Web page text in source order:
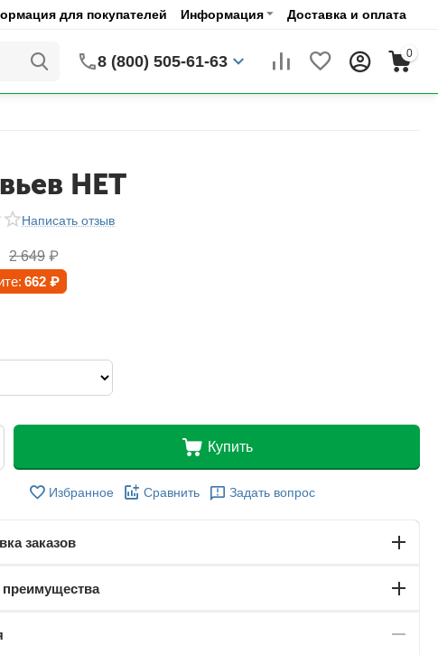
для покупателей Информация Доставка и оплата
8 (800) 505-61-63 0
НЕТ
Написать отзыв
2 649 ₽
662 ₽
Купить
Избранное Сравнить Задать вопрос
заказов